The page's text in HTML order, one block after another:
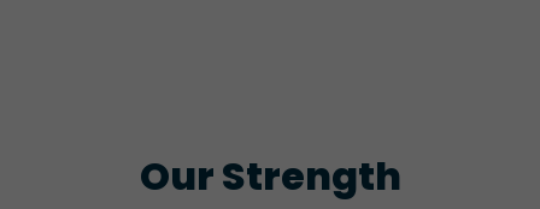
Our Strength